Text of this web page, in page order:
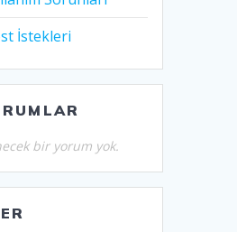
İstekleri
bir yorum yok.